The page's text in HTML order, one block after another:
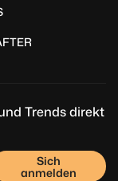
Trends direkt
Sich
anmelden